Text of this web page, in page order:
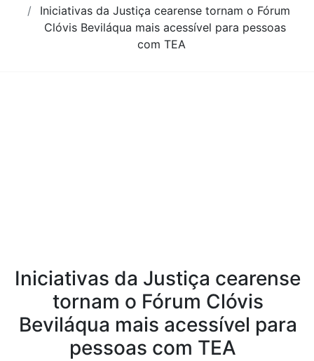
Iniciativas da Justiça cearense tornam o Fórum
Clóvis Beviláqua mais acessível para pessoas
com TEA
Iniciativas da Justiça cearense
tornam o Fórum Clóvis
Beviláqua mais acessível para
pessoas com TEA